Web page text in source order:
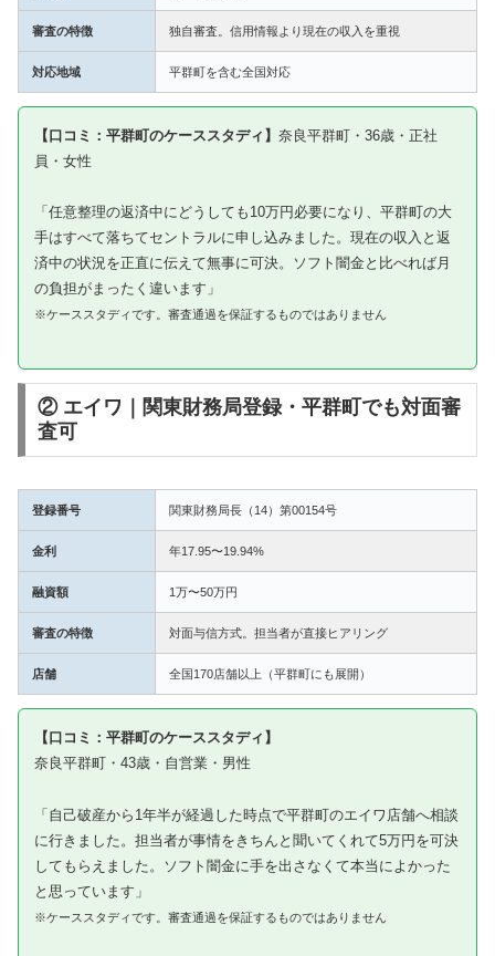
審査の特徴 独自審査。信用情報より現在の収入を重視
対応地域 平群町を含む全国対応
【口コミ：平群町のケーススタディ】 奈良平群町・36歳・正社
員・女性
「任意整理の返済中にどうしても10万円必要になり、平群町の大
手はすべて落ちてセントラルに申し込みました。現在の収入と返
済中の状況を正直に伝えて無事に可決。ソフト闇金と比べれば月
の負担がまったく違います」
※ケーススタディです。審査通過を保証するものではありません
② エイワ｜関東財務局登録・平群町でも対面審
査可
登録番号 関東財務局長（14）第00154号
金利 年17.95〜19.94%
融資額 1万〜50万円
審査の特徴 対面与信方式。担当者が直接ヒアリング
店舗 全国170店舗以上（平群町にも展開）
【口コミ：平群町のケーススタディ】
奈良平群町・43歳・自営業・男性
「自己破産から1年半が経過した時点で平群町のエイワ店舗へ相談
に行きました。担当者が事情をきちんと聞いてくれて5万円を可決
してもらえました。ソフト闇金に手を出さなくて本当によかった
と思っています」
※ケーススタディです。審査通過を保証するものではありません